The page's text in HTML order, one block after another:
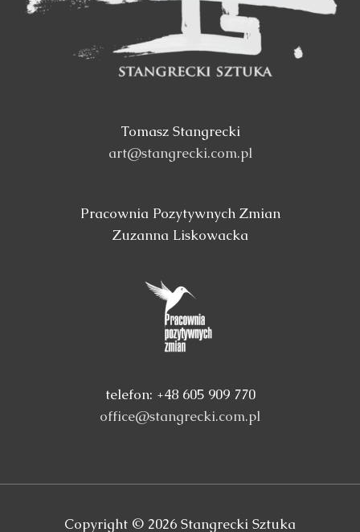
Tomasz Stangrecki
art@stangrecki.com.pl
Pracownia Pozytywnych Zmian
Zuzanna Liskowacka
telefon: +48 605 909 770
office@stangrecki.com.pl
Copyright © 2026 Stangrecki Sztuka